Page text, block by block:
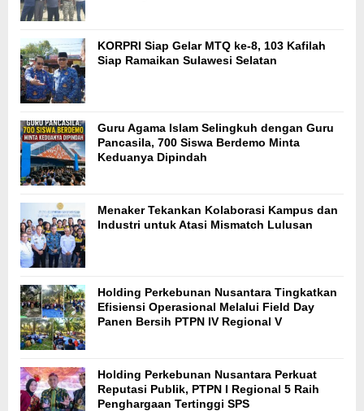
KORPRI Siap Gelar MTQ ke-8, 103 Kafilah
Siap Ramaikan Sulawesi Selatan
Guru Agama Islam Selingkuh dengan Guru
Pancasila, 700 Siswa Berdemo Minta
Keduanya Dipindah
Menaker Tekankan Kolaborasi Kampus dan
Industri untuk Atasi Mismatch Lulusan
Holding Perkebunan Nusantara Tingkatkan
Efisiensi Operasional Melalui Field Day
Panen Bersih PTPN IV Regional V
Holding Perkebunan Nusantara Perkuat
Reputasi Publik, PTPN I Regional 5 Raih
Penghargaan Tertinggi SPS